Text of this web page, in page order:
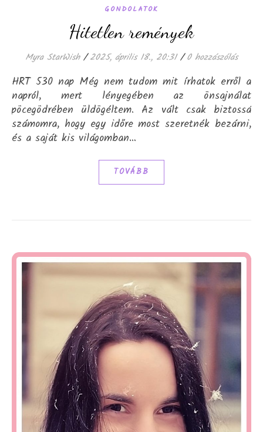
GONDOLATOK
Hitetlen remények
Myra StarWish / 2025, április 18., 20:31 / 0 hozzászólás
HRT 530 nap Még nem tudom mit írhatok erről a
napról, mert lényegében az önsajnálat
pöcegödrében üldögéltem. Az vált csak biztossá
számomra, hogy egy időre most szeretnék bezárni,
és a saját kis világomban…
TOVÁBB